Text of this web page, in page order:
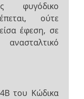
φυγόδικο
ούτε
έφεση, σε
του Κώδικα